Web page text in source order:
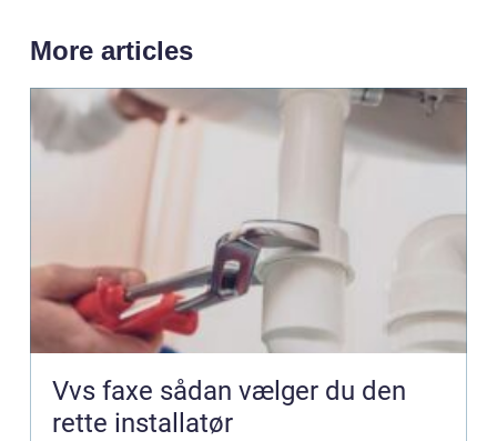
More articles
Vvs faxe sådan vælger du den
rette installatør